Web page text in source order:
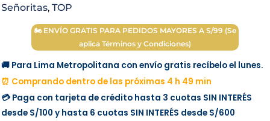
Señoritas, TOP
🏍 ENVÍO GRATIS PARA PEDIDOS MAYORES A S/99 (Se
aplica Términos y Condiciones)
🚚 Para Lima Metropolitana con envío gratis recíbelo el lunes.
⏰ Comprando dentro de las próximas 4 h 49 min
💳 Paga con tarjeta de crédito hasta 3 cuotas SIN INTERÉS
desde S/100 y hasta 6 cuotas SIN INTERÉS desde S/600